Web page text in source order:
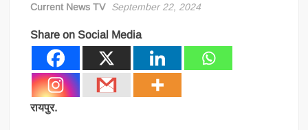
Current News TV September 22, 2024
Share on Social Media
रायपुर.